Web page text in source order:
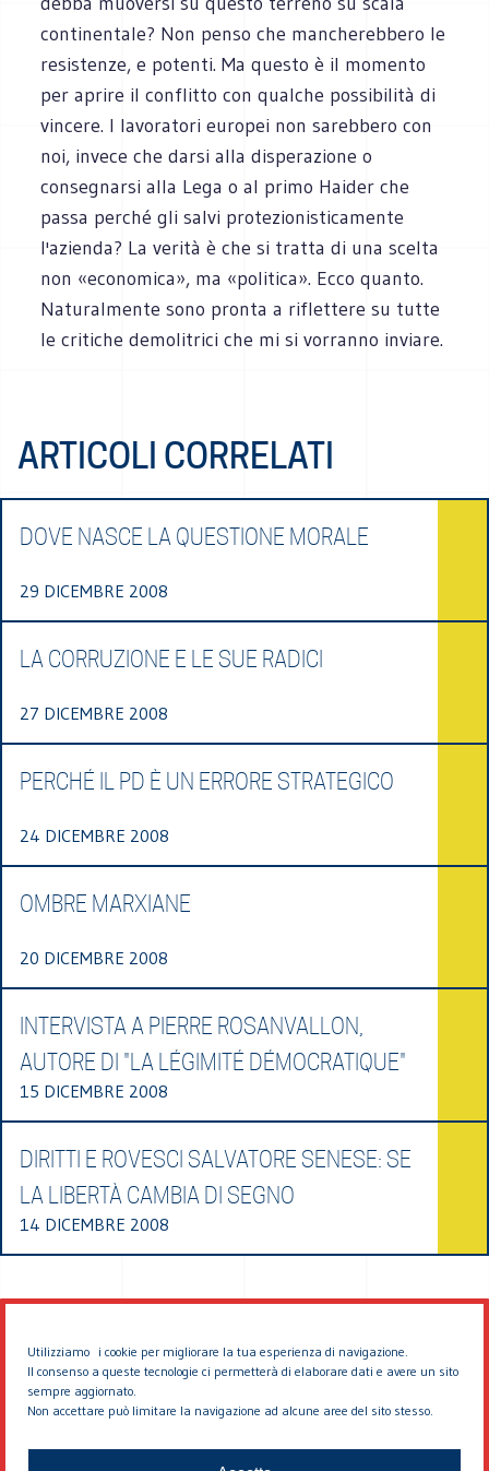
Utilizziamo i cookie per migliorare la tua esperienza di navigazione.
Il consenso a queste tecnologie ci permetterà di elaborare dati e avere un sito
sempre aggiornato.
Non accettare può limitare la navigazione ad alcune aree del sito stesso.
continentale? Non penso che mancherebbero le
resistenze, e potenti. Ma questo è il momento
per aprire il conflitto con qualche possibilità di
vincere. I lavoratori europei non sarebbero con
noi, invece che darsi alla disperazione o
consegnarsi alla Lega o al primo Haider che
passa perché gli salvi protezionisticamente
l'azienda? La verità è che si tratta di una scelta
non «economica», ma «politica». Ecco quanto.
Naturalmente sono pronta a riflettere su tutte
le critiche demolitrici che mi si vorranno inviare.
ARTICOLI CORRELATI
DOVE NASCE LA QUESTIONE MORALE
29 DICEMBRE 2008
LA CORRUZIONE E LE SUE RADICI
27 DICEMBRE 2008
PERCHÉ IL PD È UN ERRORE STRATEGICO
24 DICEMBRE 2008
OMBRE MARXIANE
20 DICEMBRE 2008
INTERVISTA A PIERRE ROSANVALLON,
AUTORE DI "LA LÉGIMITÉ DÉMOCRATIQUE"
15 DICEMBRE 2008
DIRITTI E ROVESCI SALVATORE SENESE: SE
LA LIBERTÀ CAMBIA DI SEGNO
14 DICEMBRE 2008
© 2026 EDDYBURG